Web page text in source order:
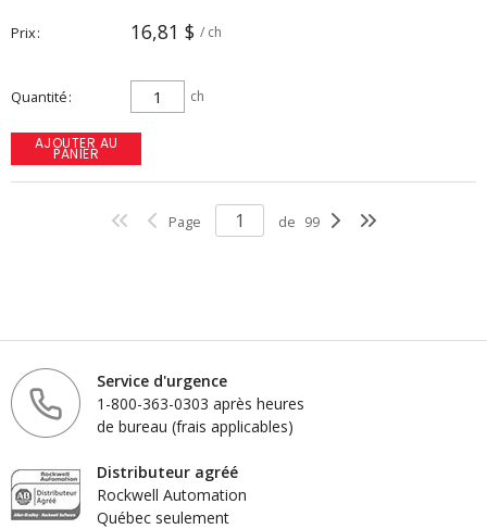
Prix 16,81 $ / ch
Quantité ch
AJOUTER AU
PANIER
Page de 99
Service d'urgence
1-800-363-0303 après heures
de bureau (frais applicables)
Distributeur agréé
Rockwell Automation
Québec seulement